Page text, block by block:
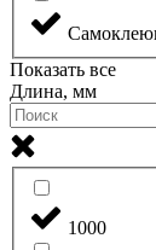
Показать все
Длина, мм
1000